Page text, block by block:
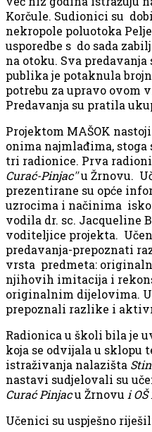
Korčule. Sudionici su
nekropole poluotoka
usporedbe s do sada
na otoku. Sva
publika je potaknula
potrebu za upravo ovom
Predavanja su pratila
Projektom MAŠOK
onima najmlađima, stoga
tri radionice. Prva
Curać-Pinjac''u Žrnovu.
prezentirane su opće
uzrocima i načinima
vodila dr. sc. Jacqueline
voditeljice projekta.
predavanja-prepoznati
vrsta predmeta:
njihovih imitacija i
originalnim dijelovima.
prepoznali razlike i
Radionica u školi bila je
koja se odvijala u sklopu
istraživanja nalazišta
nastavi sudjelovali su
Curać Pinjacu Žrnovu i
Učenici su uspješno